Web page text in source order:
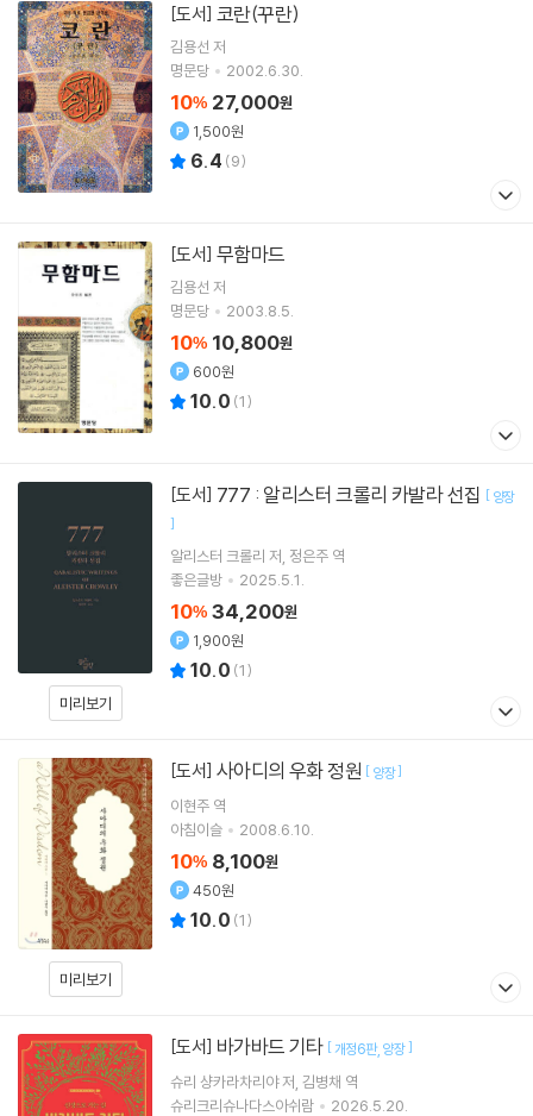
[도서] 코란(꾸란)
김용선 저
명문당
2002.6.30.
10% 27,000원
1,500원
6.4 (9)
[도서] 무함마드
김용선 저
명문당
2003.8.5.
10% 10,800원
600원
10.0 (1)
미리보기
[도서] 777 : 알리스터 크롤리 카발라 선집 [ 양장
]
알리스터 크롤리 저 정은주 역
좋은글방
2025.5.1.
10% 34,200원
1,900원
10.0 (1)
미리보기
[도서] 사아디의 우화 정원 [ 양장]
이현주 역
아침이슬
2008.6.10.
10% 8,100원
450원
10.0 (1)
[도서] 바가바드 기타 [개정6판 양장]
슈리 샹카라차리야저 김병채 역
슈리크리슈나다스아쉬람
2026.5.20.